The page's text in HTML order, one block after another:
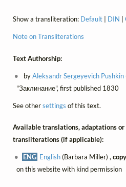
Show a transliteration: Default| DIN
Note on Transliterations
Text Authorship:
byAleksandr Sergeyevich Pushkin
"Заклинание", first published 1830
See othersettings of this text.
Available translations, adaptations or
transliterations (if applicable):
ENG English(Barbara Miller) ,
on this website with kind permission